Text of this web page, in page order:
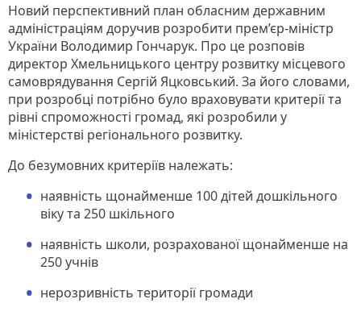
Новий перспективний план обласним державним
адміністраціям доручив розробити прем’єр-міністр
України Володимир Гончарук. Про це розповів
директор Хмельницького центру розвитку місцевого
самоврядування Сергій Яцковський. За його словами,
при розробці потрібно було враховувати критерії та
рівні спроможності громад, які розробили у
міністерстві регіонального розвитку.
До безумовних критеріїв належать:
наявність щонайменше 100 дітей дошкільного
віку та 250 шкільного
наявність школи, розрахованої щонайменше на
250 учнів
нерозривність території громади